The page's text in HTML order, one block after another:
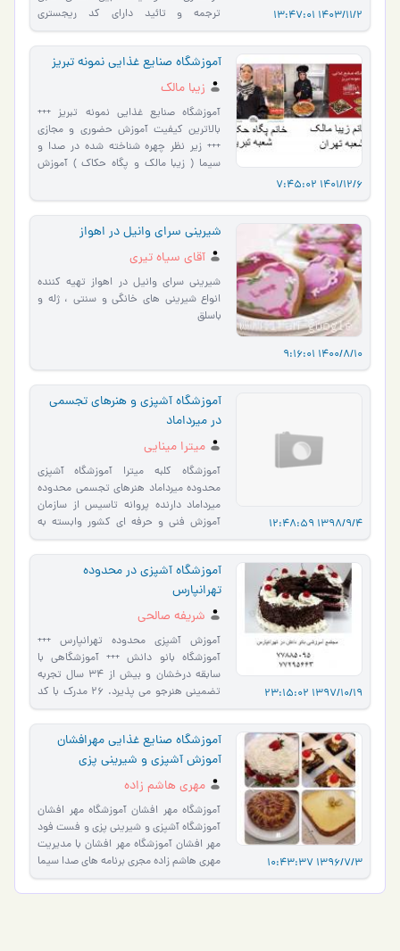
1403/11/2 13:47:01
ترجمه و تائید دارای کد ریجستری
www.horizonchefacademy.com موسسه
بی…
1401/12/6 7:45:02
آموزشگاه صنایع غذایی نمونه تبریز
زیبا مالک
آموزشگاه صنایع غذایی نمونه تبریز +++
بالاترین کیفیت آموزش حضوری و مجازی
+++ زیر نظر چهره شناخته شده در صدا و
سیما ( زیبا مالک و پگاه حکاک ) آموزش
1400/8/10 9:16:01
شیرینی سرای وانیل در اهواز
آقای سیاه تیری
شیرینی سرای وانیل در اهواز تهیه کننده
انواع شیرینی های خانگی و سنتی ، ژله و
باسلق
1398/9/4 12:48:59
آموزشگاه آشپزی و هنرهای تجسمی
در میرداماد
میترا مینایی
آموزشگاه کلبه میترا آموزشگاه آشپزی
محدوده میرداماد هنرهای تجسمی محدوده
میرداماد دارنده پروانه تاسیس از سازمان
آموزش فنی و حرفه ای کشور وابسته به
وزارت کار و امور ا…
1397/10/19 23:15:02
آموزشگاه آشپزی در محدوده
تهرانپارس
شریفه صالحی
آموزش آشپزی محدوده تهرانپارس +++
آموزشگاه بانو دانش +++ آموزشگاهی با
سابقه درخشان و بیش از 34 سال تجربه
تضمینی هنرجو می پذیرد. 26 مدرک با کد
بین المللی از سازمان فنی و حر�…
1396/7/3 10:43:37
آموزشگاه صنایع غذایی مهرافشان
آموزش آشپزی و شیرینی پزی
مهری هاشم زاده
آموزشگاه مهر افشان آموزشگاه مهر افشان
آموزشگاه آشپزی و شیرینی پزی و فست فود
مهر افشان آموزشگاه مهر افشان با مدیریت
مهری هاشم زاده مجری برنامه های صدا سیما
با مجوز ر�…